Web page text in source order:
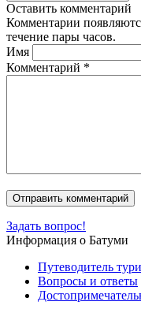
Оставить комментарий
Комментарии
течение пары часов.
Имя
Комментарий *
Задать вопрос!
Информация о Батуми
Путеводитель
Вопросы и ответы